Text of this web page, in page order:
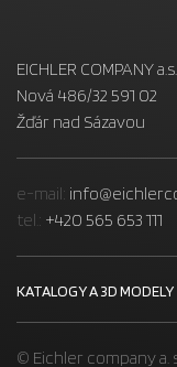
EICHLER COMPANY a.s.
Nová 486/32 591 02
Žďár nad Sázavou
e-mail:
tel.: +420 565 653 111
© Eichler company a.
KATALOGY A 3D MODELY